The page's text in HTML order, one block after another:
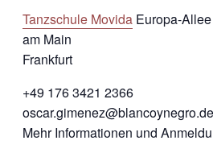
Tanzschule Movida Europa-
am Main
Frankfurt
+49 176 3421 2366
oscar.gimenez@blancoynegro.de
Mehr Informationen und